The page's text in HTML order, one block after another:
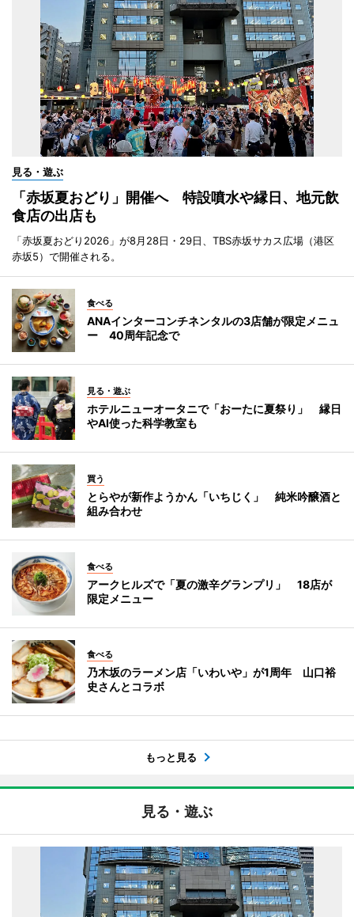
見る・遊ぶ
「赤坂夏おどり」開催へ 特設噴水や縁日、地元飲
食店の出店も
「赤坂夏おどり2026」が8月28日・29日、TBS赤坂サカス広場（港区
赤坂5）で開催される。
食べる
ANAインターコンチネンタルの3店舗が限定メニュ
ー 40周年記念で
見る・遊ぶ
ホテルニューオータニで「おーたに夏祭り」 縁日
やAI使った科学教室も
買う
とらやが新作ようかん「いちじく」 純米吟醸酒と
組み合わせ
食べる
アークヒルズで「夏の激辛グランプリ」 18店が
限定メニュー
食べる
乃木坂のラーメン店「いわいや」が1周年 山口裕
史さんとコラボ
もっと見る
見る・遊ぶ